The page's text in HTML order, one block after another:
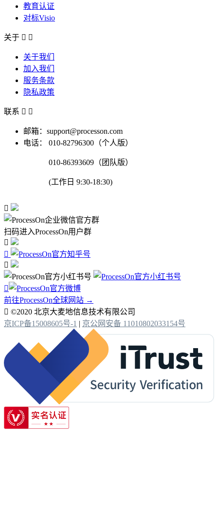
教育认证
对标Visio
关于  
关于我们
加入我们
服务条款
隐私政策
联系  
邮箱：support@processon.com
电话：
010-82796300（个人版）
010-86393609（团队版）
(工作日 9:30-18:30)

扫码进入ProcessOn用户群




前往ProcessOn全球网站 →
 ©2020 北京大麦地信息技术有限公司
京ICP备15008605号-1 | 京公网安备 11010802033154号